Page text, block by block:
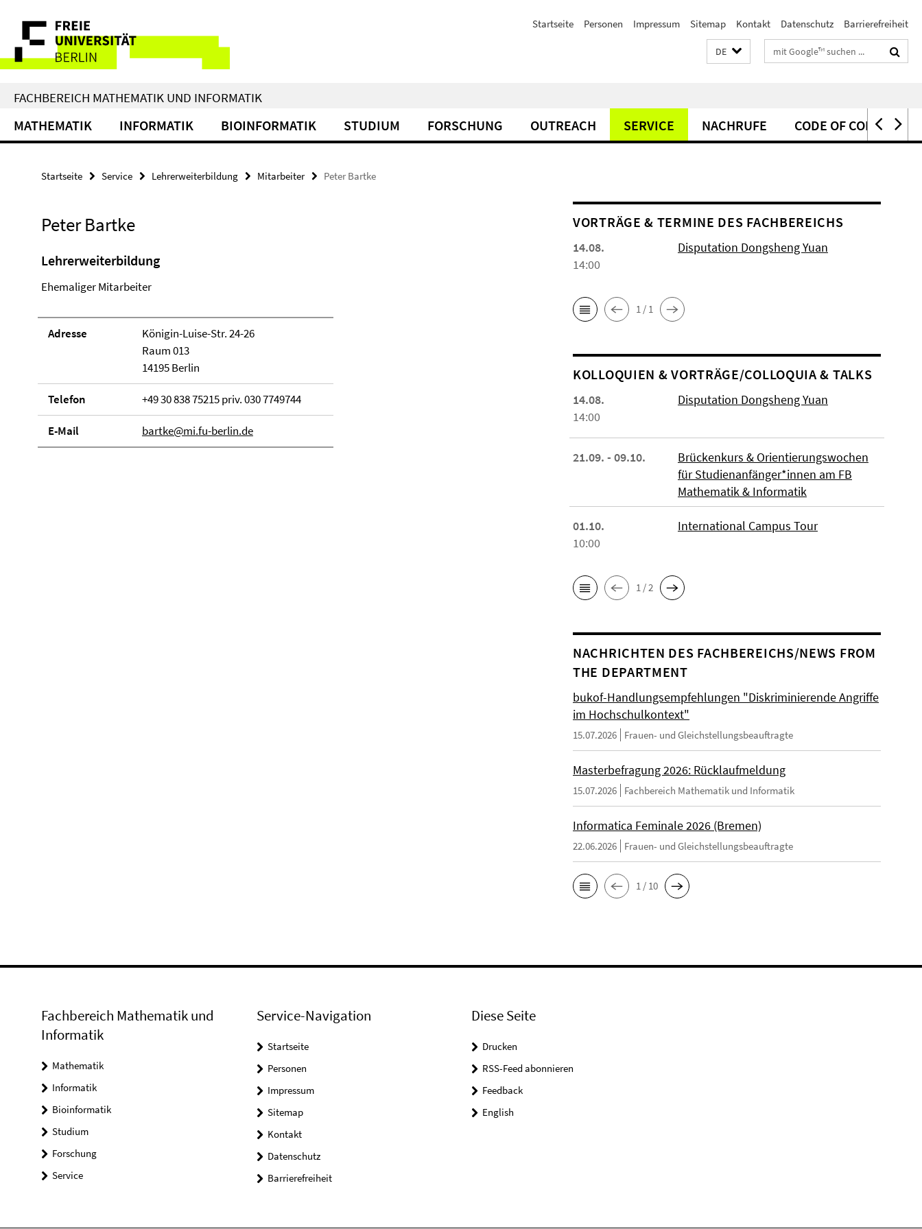
direkt
Inhalt
Service-
Navigation
Startseite Personen Impressum Sitemap Kontakt Datenschutz Barrierefreiheit
DE Suchbegriffe
FACHBEREICH MATHEMATIK UND INFORMATIK
MATHEMATIK INFORMATIK BIOINFORMATIK STUDIUM FORSCHUNG OUTREACH SERVICE NACHRUFE CODE OF CONDUCT
Startseite Service Lehrerweiterbildung Mitarbeiter Peter Bartke
Peter Bartke
Lehrerweiterbildung
Ehemaliger Mitarbeiter
Adresse
Königin-Luise-Str. 24-26
Raum 013
14195 Berlin
Telefon +49 30 838 75215 priv. 030 7749744
E-Mail bartke@mi.fu-berlin.de
VORTRÄGE & TERMINE DES FACHBEREICHS
14.08.
14:00
Disputation Dongsheng Yuan
1 / 1
KOL­LO­QUIEN & VORTRÄGE/COLLOQUIA & TALKS
14.08.
14:00
Disputation Dongsheng Yuan
21.09. - 09.10.
Brückenkurs & Orientierungswochen
für Studienanfänger*innen am FB
Mathematik & Informatik
01.10.
10:00
International Campus Tour
1 / 2
NACHRICHTEN DES FACHBEREICHS/NEWS FROM
THE DEPARTMENT
bukof-Handlungsempfehlungen "Diskriminierende Angriffe
im Hochschulkontext"
15.07.2026 Frauen- und Gleichstellungsbeauftragte
Masterbefragung 2026: Rücklaufmeldung
15.07.2026 Fachbereich Mathematik und Informatik
Informatica Feminale 2026 (Bremen)
22.06.2026 Frauen- und Gleichstellungsbeauftragte
1 / 10
Fachbereich Mathematik und
Informatik
Mathematik
Informatik
Bioinformatik
Studium
Forschung
Service
Service-Navigation
Startseite
Personen
Impressum
Sitemap
Kontakt
Datenschutz
Barrierefreiheit
Diese Seite
Drucken
RSS-Feed abonnieren
Feedback
English